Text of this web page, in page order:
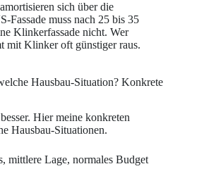
sich über die
Fassade muss nach 25 bis 35
Klinkerfassade nicht. Wer
mit Klinker oft günstiger raus.
Hausbau-Situation? Konkrete
Hier meine konkreten
Hausbau-Situationen.
mittlere Lage, normales Budget